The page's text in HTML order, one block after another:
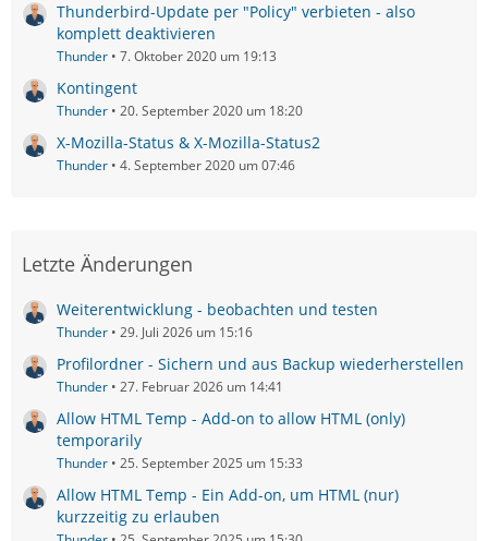
Thunderbird-Update per "Policy" verbieten - also
komplett deaktivieren
Thunder 7. Oktober 2020 um 19:13
Kontingent
Thunder 20. September 2020 um 18:20
X-Mozilla-Status & X-Mozilla-Status2
Thunder 4. September 2020 um 07:46
Letzte Änderungen
Weiterentwicklung - beobachten und testen
Thunder 29. Juli 2026 um 15:16
Profilordner - Sichern und aus Backup wiederherstellen
Thunder 27. Februar 2026 um 14:41
Allow HTML Temp - Add-on to allow HTML (only)
temporarily
Thunder 25. September 2025 um 15:33
Allow HTML Temp - Ein Add-on, um HTML (nur)
kurzzeitig zu erlauben